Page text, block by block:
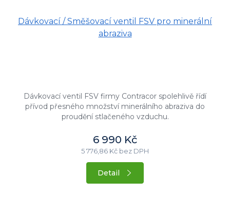
Dávkovací / Směšovací ventil FSV pro minerální
abraziva
Dávkovací ventil FSV firmy Contracor spolehlivě řídí
přívod přesného množství minerálního abraziva do
proudění stlačeného vzduchu.
6 990 Kč
5 776,86 Kč bez DPH
Detail